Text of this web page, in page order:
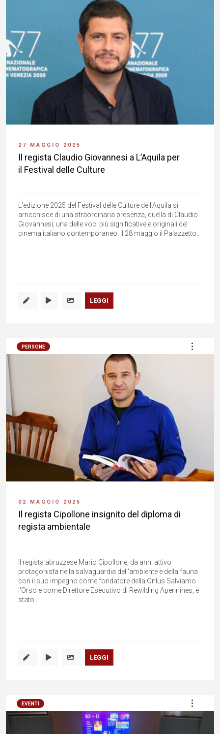
27 MAGGIO 2025
Il regista Claudio Giovannesi a L’Aquila per
il Festival delle Culture
L'edizione 2025 del Festival delle Culture dell'Aquila si
arricchisce di una straordinaria presenza, quella di Claudio
Giovannesi, una delle voci più significative e originali del
cinema italiano contemporaneo. Il 28 maggio il Palazzetto...
LEGGI
PERSONE
02 MAGGIO 2025
Il regista Cipollone insignito del diploma di
regista ambientale
Il regista abruzzese Mario Cipollone, da anni attivo
protagonista nella salvaguardia dell'ambiente e della fauna
con il suo impegno come fondatore della Onlus Salviamo
l'Orso e come Direttore Esecutivo di Rewilding Apennines, è
stato...
LEGGI
EVENTI